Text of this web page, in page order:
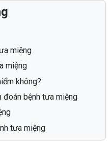
miệng
miệng
không?
đoán bệnh tưa miệng
tưa miệng